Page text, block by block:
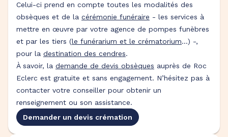
Celui-ci prend en compte toutes les modalités des
obsèques et de la cérémonie funéraire - les services à
mettre en œuvre par votre agence de pompes funèbres
et par les tiers (le funérarium et le crématorium...) -,
pour la destination des cendres.
À savoir, la demande de devis obsèques auprès de Roc
Eclerc est gratuite et sans engagement. N’hésitez pas à
contacter votre conseiller pour obtenir un
renseignement ou son assistance.
Demander un devis crémation